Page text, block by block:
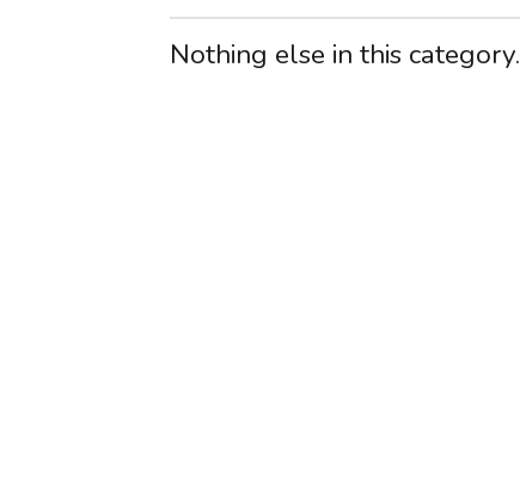
Nothing else in this category.